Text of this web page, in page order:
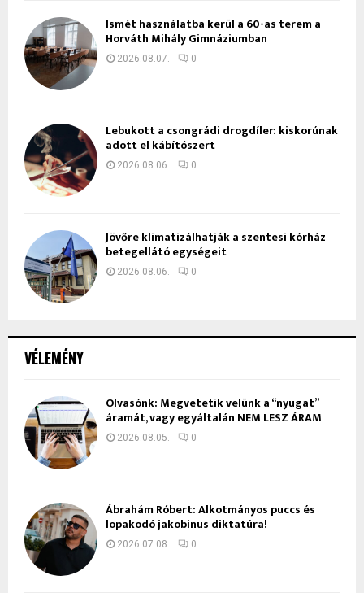
VÉLEMÉNY
Olvasónk: Megvetetik velünk a “nyugat”
áramát, vagy egyáltalán NEM LESZ ÁRAM
2026.08.05. 0
Ábrahám Róbert: Alkotmányos puccs és
lopakodó jakobinus diktatúra!
2026.07.08. 0
Ismét használatba kerül a 60-as terem a
Horváth Mihály Gimnáziumban
2026.08.07. 0
Lebukott a csongrádi drogdíler: kiskorúnak
adott el kábítószert
2026.08.06. 0
Jövőre klimatizálhatják a szentesi kórház
betegellátó egységeit
2026.08.06. 0